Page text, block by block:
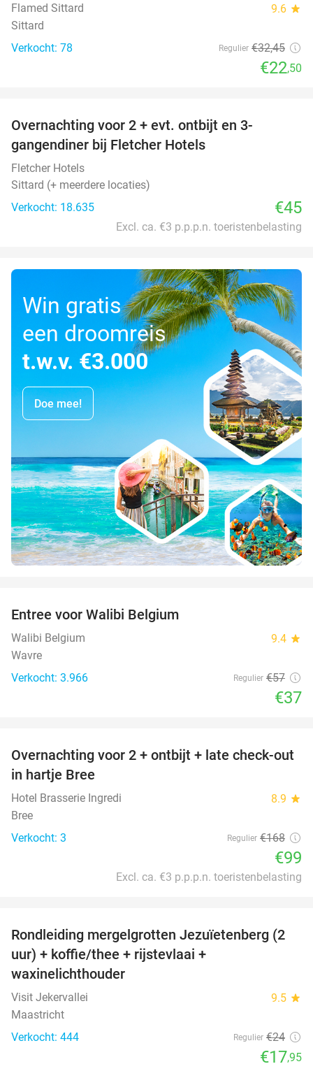
Flamed Sittard 9.6 star
Sittard
Verkocht: 78
Regulier €32,45
€22,50
Overnachting voor 2 + evt. ontbijt en 3-
gangendiner bij Fletcher Hotels
Fletcher Hotels
Sittard (+ meerdere locaties)
Verkocht: 18.635
€45
Excl. ca. €3 p.p.p.n. toeristenbelasting
Win gratis
een droomreis
t.w.v. €3.000
Doe mee!
Entree voor Walibi Belgium
Walibi Belgium 9.4 star
Wavre
Verkocht: 3.966
Regulier €57
€37
41%
TODAY
Overnachting voor 2 + ontbijt + late check-out
in hartje Bree
Hotel Brasserie Ingredi 8.9 star
Bree
Verkocht: 3
Regulier €168
€99
Excl. ca. €3 p.p.p.n. toeristenbelasting
25%
Rondleiding mergelgrotten Jezuïetenberg (2
uur) + koffie/thee + rijstevlaai +
waxinelichthouder
Visit Jekervallei 9.5 star
Maastricht
Verkocht: 444
Regulier €24
€17,95